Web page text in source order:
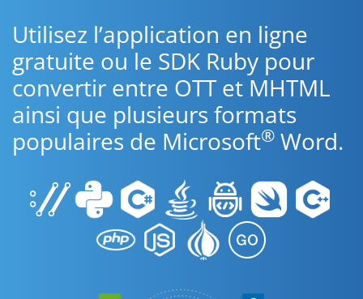
Utilisez l’application en ligne
gratuite ou le SDK Ruby pour
convertir entre OTT et MHTML
ainsi que plusieurs formats
populaires de Microsoft® Word.